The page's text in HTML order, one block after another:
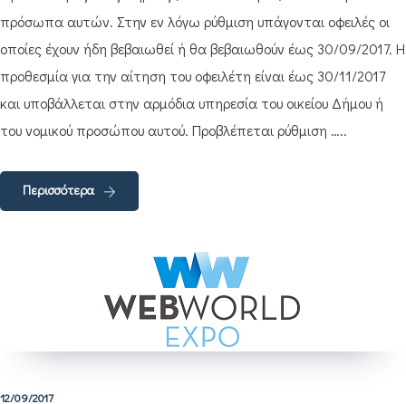
πρόσωπα αυτών. Στην εν λόγω ρύθμιση υπάγονται οφειλές οι
οποίες έχουν ήδη βεβαιωθεί ή θα βεβαιωθούν έως 30/09/2017. Η
προθεσμία για την αίτηση του οφειλέτη είναι έως 30/11/2017
και υποβάλλεται στην αρμόδια υπηρεσία του οικείου Δήμου ή
του νομικού προσώπου αυτού. Προβλέπεται ρύθμιση …..
Περισσότερα
12/09/2017